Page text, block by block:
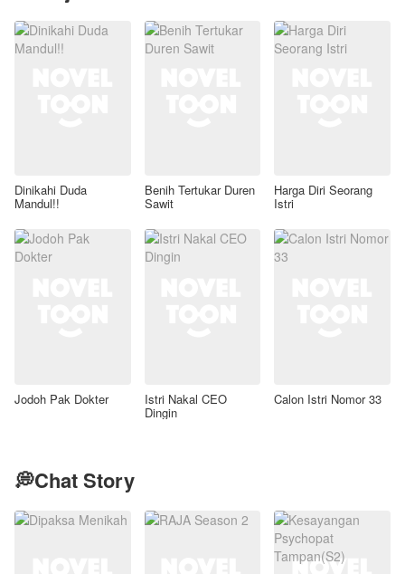
Dinikahi Duda
Mandul!!
Benih Tertukar Duren
Sawit
Harga Diri Seorang
Istri
Jodoh Pak Dokter Istri Nakal CEO
Dingin
Calon Istri Nomor 33
💭Chat Story